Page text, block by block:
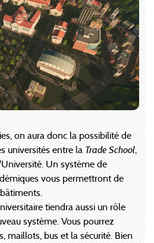
on aura donc la possibilité de
universités entre la Trade School
Un système de
vous permettront de
tiendra aussi un rôle
système. Vous pourrez
maillots, bus et la sécurité. Bien